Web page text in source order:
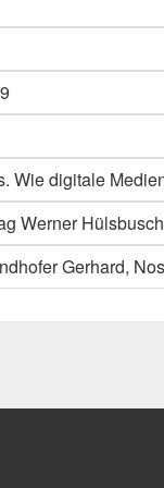
Wie digitale
Werner
Gerhard,